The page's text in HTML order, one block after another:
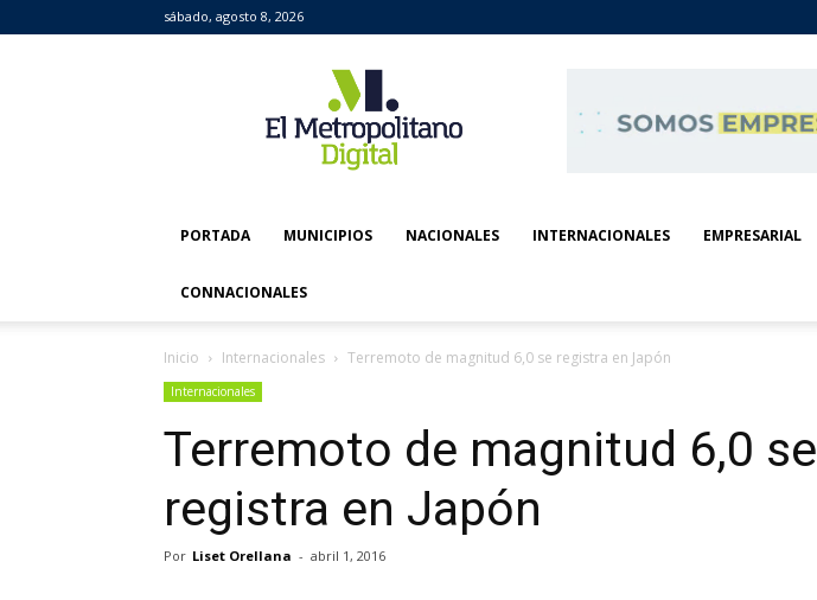
sábado, agosto 8, 2026
Metropolitano
Digital
PORTADA MUNICIPIOS NACIONALES INTERNACIONALES EMPRESARIAL
CONNACIONALES
Inicio Internacionales Terremoto de magnitud 6,0 se registra en Japón
Internacionales
Terremoto de magnitud 6,0 se
registra en Japón
Por Liset Orellana - abril 1, 2016